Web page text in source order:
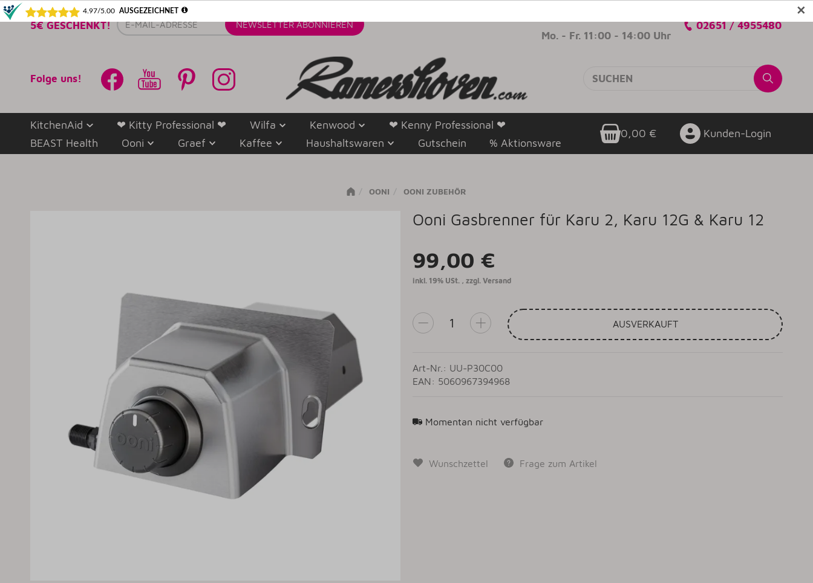
✕
5€ GESCHENKT! E-
Mail-
NEWSLETTER ABONNIEREN
Mo. - Fr. 11:00 - 14:00 Uhr
02651 / 4955480
Folge uns!
KitchenAid ❤ Kitty Professional ❤ Wilfa Kenwood
❤ Kenny Professional ❤
BEAST Health
Ooni Graef Kaffee Haushaltswaren Gutschein % Aktionsware
0,00 € Kunden-Login
OONI OONI ZUBEHÖR
Ooni Gasbrenner für Karu 2, Karu 12G & Karu 12
99,00 €
inkl. 19% USt. , zzgl. Versand
AUSVERKAUFT
Art-Nr.: UU-P30C00
EAN: 5060967394968
Momentan nicht verfügbar
Wunschzettel Frage zum Artikel